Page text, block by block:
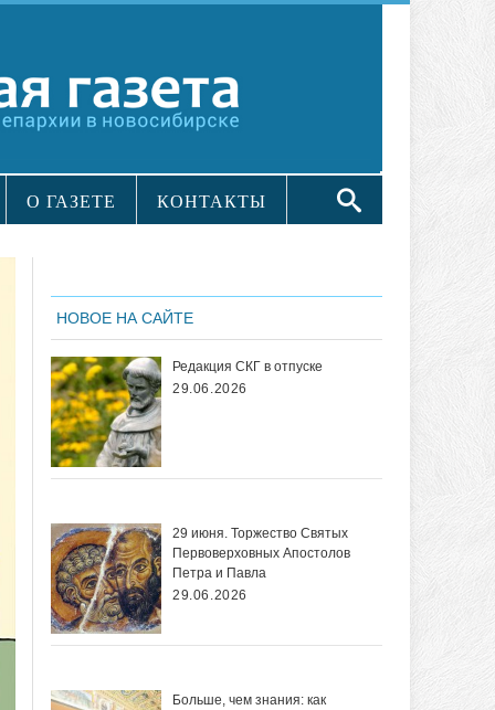
О ГАЗЕТЕ КОНТАКТЫ
НОВОЕ НА САЙТЕ
Редакция СКГ в отпуске
29.06.2026
29 июня. Торжество Святых
Первоверховных Апостолов
Петра и Павла
29.06.2026
Больше, чем знания: как